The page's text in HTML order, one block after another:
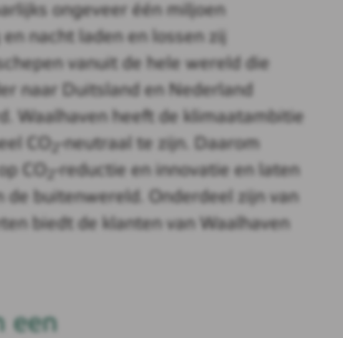
ongeveer één miljoen
en nacht laden en lossen zij
vanuit de hele wereld die
naar Duitsland en Nederland
Waalhaven heeft de klimaatambitie
CO
-neutraal te zijn. Daarom
CO
-reductie en innovatie en laten
de buitenwereld. Onderdeel zijn van
biedt de klanten van Waalhaven
een